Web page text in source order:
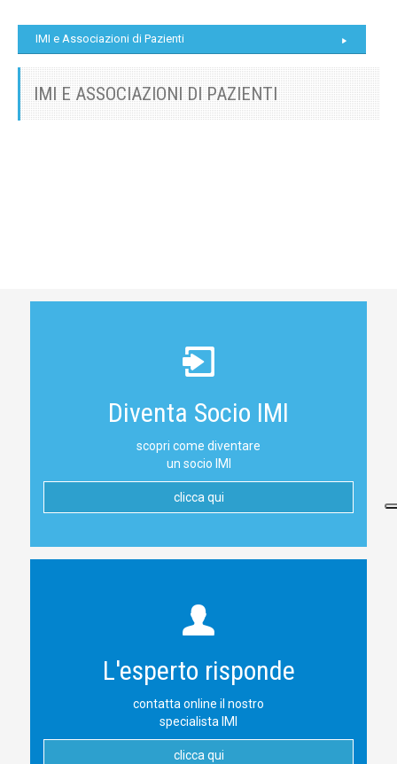
IMI e Associazioni di Pazienti
IMI E ASSOCIAZIONI DI PAZIENTI
Diventa Socio IMI
scopri come diventare
un socio IMI
clicca qui
L'esperto risponde
contatta online il nostro
specialista IMI
clicca qui